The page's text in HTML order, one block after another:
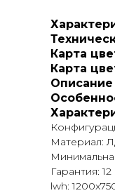
Карта
Карта
Материал:
Гарантия:
lwh: